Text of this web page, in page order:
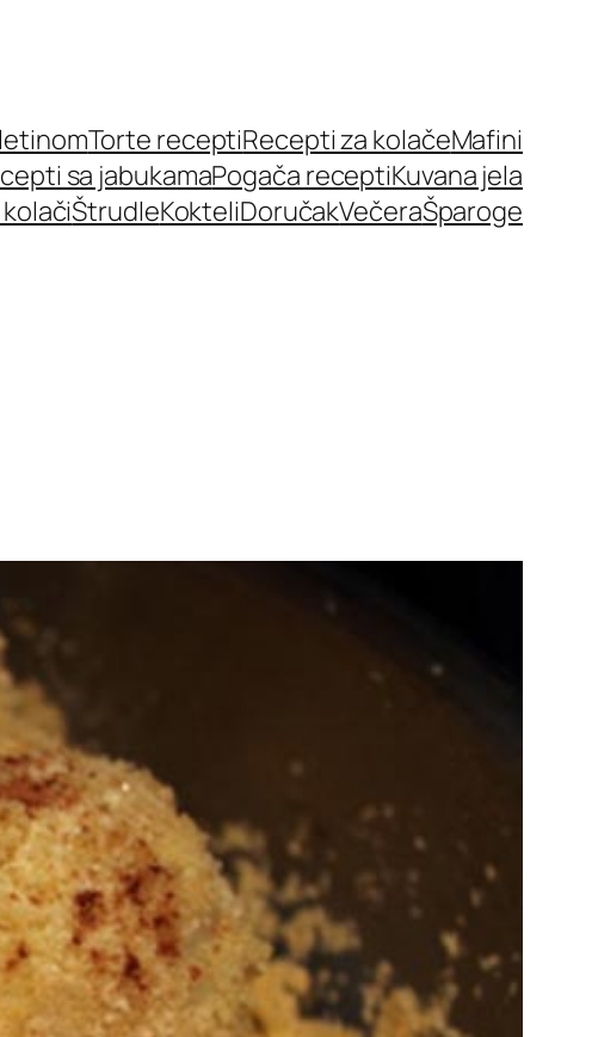
Torte receptiRecepti za kolačeMafini
sa jabukamaPogača receptiKuvana jela
ŠtrudleKokteliDoručakVečeraŠparoge